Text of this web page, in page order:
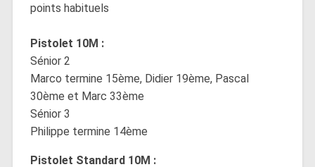
points habituels
Pistolet 10M :
Sénior 2
Marco termine 15ème, Didier 19ème, Pascal
30ème et Marc 33ème
Sénior 3
Philippe termine 14ème
Pistolet Standard 10M :